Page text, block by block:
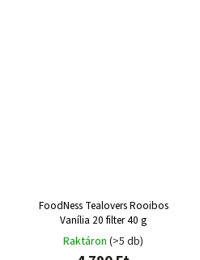
FoodNess Tealovers Rooibos
Vanília 20 filter 40 g
Raktáron (>5 db)